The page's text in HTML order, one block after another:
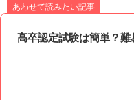
あわせて読みたい記事
高卒認定試験は簡単？